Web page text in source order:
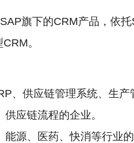
旗下的CRM产品，依
。
、供应链管理系统、生
应链流程的企业。
能源、医药、快消等行业